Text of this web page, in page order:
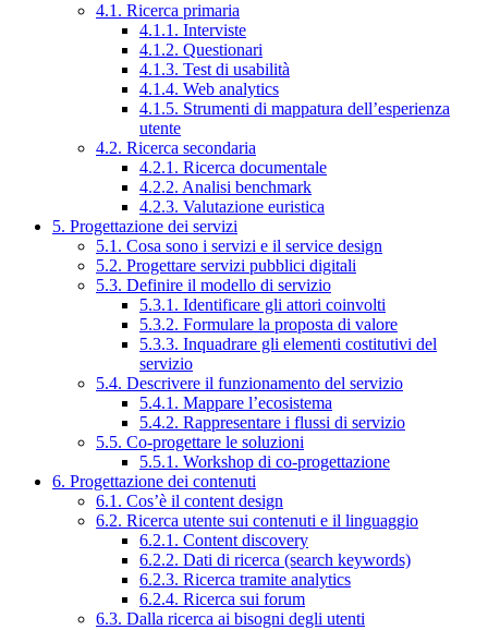
4.1. Ricerca primaria
4.1.1. Interviste
4.1.2. Questionari
4.1.3. Test di usabilità
4.1.4. Web analytics
4.1.5. Strumenti di mappatura dell’esperienza
utente
4.2. Ricerca secondaria
4.2.1. Ricerca documentale
4.2.2. Analisi benchmark
4.2.3. Valutazione euristica
5. Progettazione dei servizi
5.1. Cosa sono i servizi e il service design
5.2. Progettare servizi pubblici digitali
5.3. Definire il modello di servizio
5.3.1. Identificare gli attori coinvolti
5.3.2. Formulare la proposta di valore
5.3.3. Inquadrare gli elementi costitutivi del
servizio
5.4. Descrivere il funzionamento del servizio
5.4.1. Mappare l’ecosistema
5.4.2. Rappresentare i flussi di servizio
5.5. Co-progettare le soluzioni
5.5.1. Workshop di co-progettazione
6. Progettazione dei contenuti
6.1. Cos’è il content design
6.2. Ricerca utente sui contenuti e il linguaggio
6.2.1. Content discovery
6.2.2. Dati di ricerca (search keywords)
6.2.3. Ricerca tramite analytics
6.2.4. Ricerca sui forum
6.3. Dalla ricerca ai bisogni degli utenti